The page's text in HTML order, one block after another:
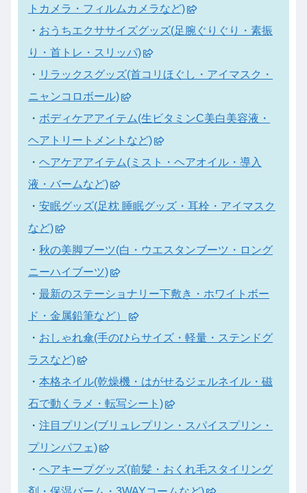
トカメラ・フィルムカメラなど)
・ おうちエクササイズグッズ(足腕ぐりぐり・素振
り・首トレ・スリッパ)
・ リラックスグッズ(首コリほぐし・アイマスク・
ニャンコロボール)
・ ボディケアアイテム(生ビタミンC美白美容液・
ヘアトリートメントなど)
・ ヘアケアアイテム(ミスト・ヘアオイル・導入
液・バームなど)
・ 安眠グッズ(足枕 睡眠グッズ・耳栓・アイマスク
など)
・ 秋の美脚ブーツ(白・ウエスタンブーツ・ロング
ニーハイブーツ)
・ 最新のステーショナリー下敷き・ホワイトボー
ド・金属鉛筆など）
・ おしゃれ傘(手のひらサイズ・軽量・ステンドグ
ラスなど)
・ 本格ネイル(乾燥機・はがせるジェルネイル・磁
石で動くラメ・転写シート)
・ 注目プリン(ブリュレプリン・スパイスプリン・
プリンパフェ)
・ ヘアキープグッズ(前髪・おくれ毛スタイリング